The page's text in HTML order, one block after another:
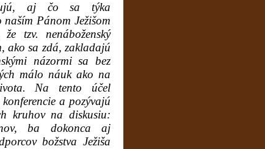
aj čo sa týka
naším Pánom Ježišom
tzv. nenáboženský
ako sa zdá, zakladajú
názormi sa bez
málo náuk ako na
Na tento účel
a pozývajú
kruhov na diskusiu:
ba dokonca aj
božstva Ježiša